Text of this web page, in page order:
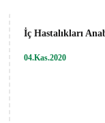
İç Hastalıkları
04.Kas.2020